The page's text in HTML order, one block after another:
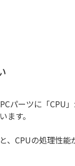
パーツに「CPU
ます。
、CPUの処理性